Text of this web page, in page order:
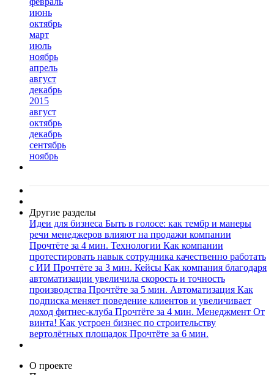
июнь
октябрь
март
июль
ноябрь
апрель
август
декабрь
2015
август
октябрь
декабрь
сентябрь
ноябрь
Другие разделы
Идеи для бизнеса Быть в голосе: как тембр и манеры
речи менеджеров влияют на продажи компании
Прочтёте за 4 мин. Технологии Как компании
протестировать навык сотрудника качественно работать
с ИИ Прочтёте за 3 мин. Кейсы Как компания благодаря
автоматизации увеличила скорость и точность
производства Прочтёте за 5 мин. Автоматизация Как
подписка меняет поведение клиентов и увеличивает
доход фитнес-клуба Прочтёте за 4 мин. Менеджмент От
винта! Как устроен бизнес по строительству
вертолётных площадок Прочтёте за 6 мин.
О проекте